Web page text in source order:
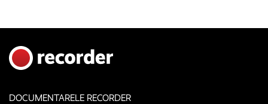
DOCUMENTARELE RECORDER